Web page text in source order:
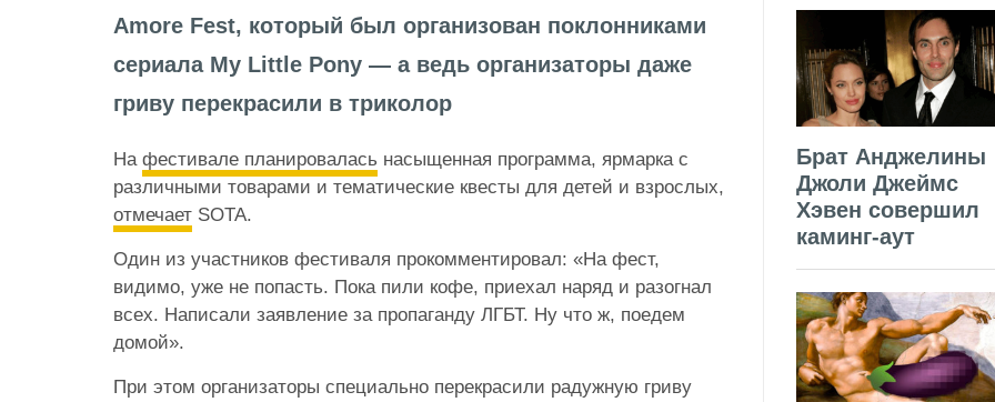
Amore Fest, который был организован поклонниками
сериала My Little Pony — а ведь организаторы даже
гриву перекрасили в триколор
На фестивале планировалась насыщенная программа, ярмарка с
различными товарами и тематические квесты для детей и взрослых,
отмечает SOTA.
Один из участников фестиваля прокомментировал: «На фест,
видимо, уже не попасть. Пока пили кофе, приехал наряд и разогнал
всех. Написали заявление за пропаганду ЛГБТ. Ну что ж, поедем
домой».
При этом организаторы специально перекрасили радужную гриву
Брат Анджелины
Джоли Джеймс
Хэвен совершил
каминг-аут